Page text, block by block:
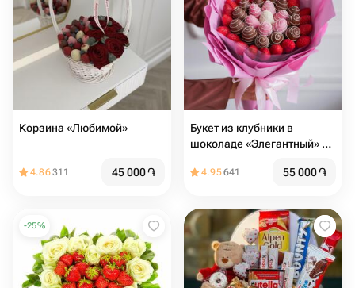
Корзина «Любимой»
4.86311 45 000֏
Букет из клубники в
шоколаде «Элегантный» в
4.95641 55 000֏
-25%